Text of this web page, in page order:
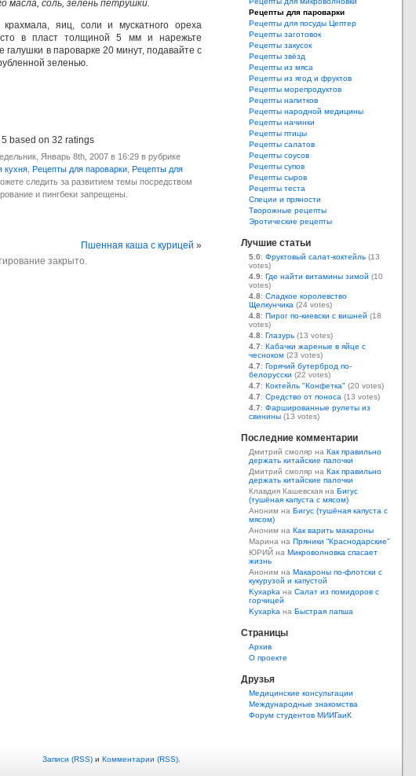
масла, соль, зелень петрушки.
яиц, соли и мускатного ореха
в пласт толщиной 5 мм и нарежьте
галушки в пароварке 20 минут, подавайте с
зеленью.
5 based on 32 ratings
Январь 8th, 2007 в 16:29 в рубрике
кухня Рецепты для пароварки Рецепты для
следить за развитием темы посредством
и пингбеки запрещены.
Пшенная каша с курицей »
закрыто.
Рецепты для пароварки
Рецепты для посуды Цептер
Рецепты заготовок
Рецепты закусок
Рецепты звёзд
Рецепты из мяса
Рецепты из ягод и фруктов
Рецепты морепродуктов
Рецепты напитков
Рецепты народной медицины
Рецепты начинки
Рецепты птицы
Рецепты салатов
Рецепты соусов
Рецепты супов
Рецепты сыров
Рецепты теста
Специи и пряности
Творожные рецепты
Эротические рецепты
Лучшие статьи
5.0: Фруктовый салат-коктейль (13
votes)
4.9: Где найти витамины зимой (10
votes)
4.8: Сладкое королевство
Щелкунчика (24 votes)
4.8: Пирог по-киевски с вишней (18
votes)
4.8: Глазурь (13 votes)
4.7: Кабачки жареные в яйце с
чесноком (23 votes)
4.7: Горячий бутерброд по-
белорусски (22 votes)
4.7: Коктейль "Конфетка" (20 votes)
4.7: Средство от поноса (13 votes)
4.7: Фаршированные рулеты из
свинины (13 votes)
Последние комментарии
Дмитрий смоляр на Как правильно
держать китайские палочки
Дмитрий смоляр на Как правильно
держать китайские палочки
Клавдия Кашевская на Бигус
(тушёная капуста с мясом)
Аноним на Бигус (тушёная капуста с
мясом)
Аноним на Как варить макароны
Марина на Пряники “Краснодарские”
ЮРИЙ на Микроволновка спасает
жизнь
Аноним на Макароны по-флотски с
кукурузой и капустой
Kyxapka на Салат из помидоров с
горчицей
Kyxapka на Быстрая лапша
Страницы
Aрхив
О проекте
Друзья
Медицинские консультации
Международные знакомства
Форум студентов МИИГаиК
Записи (RSS) и Комментарии (RSS)